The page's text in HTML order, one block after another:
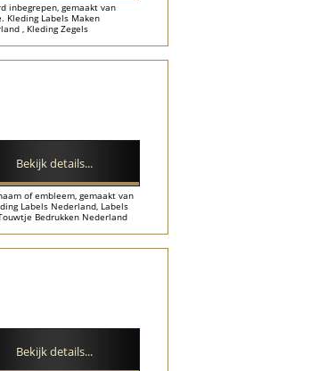
inbegrepen, gemaakt van
Kleding Labels Maken
, Kleding Zegels
of embleem, gemaakt van
Labels Nederland, Labels
Bedrukken Nederland
Bekijk details...
Bekijk details...